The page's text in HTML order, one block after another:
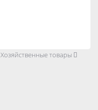
Хозяйственные товары